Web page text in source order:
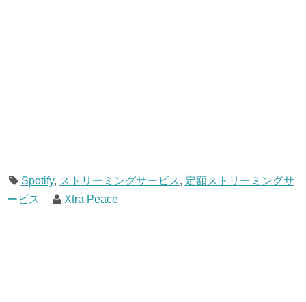
Spotify, ストリーミングサービス, 定額ストリーミングサ
ービス
Xtra Peace